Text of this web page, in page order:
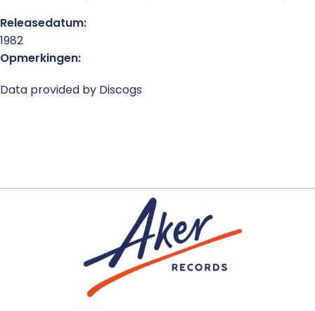
Releasedatum:
1982
Opmerkingen:
Data provided by Discogs